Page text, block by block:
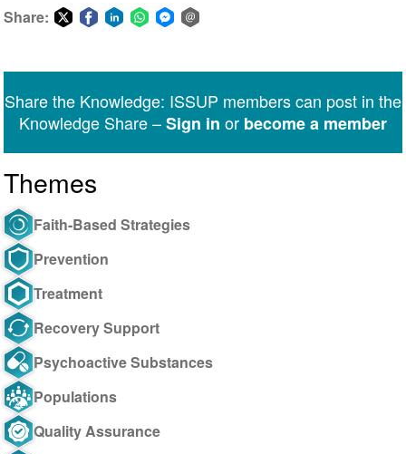
Share:
Messenger
Share the Knowledge: ISSUP members can post in the
Knowledge Share –Sign in or become a member
Themes
Faith-Based Strategies
Prevention
Treatment
Recovery Support
Psychoactive Substances
Populations
Quality Assurance